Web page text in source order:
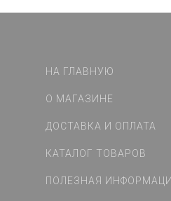
НА ГЛАВНУЮ
О МАГАЗИНЕ
ДОСТАВКА И ОПЛАТА
КАТАЛОГ ТОВАРОВ
ПОЛЕЗНАЯ